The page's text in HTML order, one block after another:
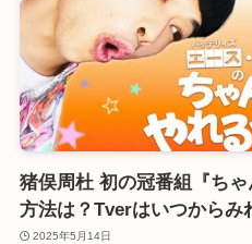
猪俣周杜 初の冠番組『ち
方法は？Tverはいつからみ
2025年5月14日